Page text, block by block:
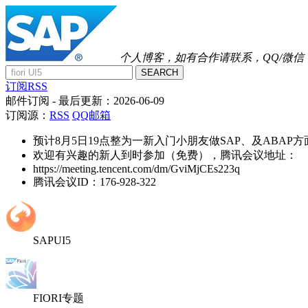
个人博客，如有合作请联系，QQ/微信
SEARCH
订阅RSS
邮件订阅 - 最后更新： 2026-06-09
订阅源： RSS QQ邮箱
预计8月5日19点整为一新入门小朋友做SAP、及ABAP方
欢迎有兴趣的新人到时参加（免费），腾讯会议地址：
https://meeting.tencent.com/dm/GviMjCEs223q
腾讯会议ID：176-928-322
SAPUI5
FIORI专题